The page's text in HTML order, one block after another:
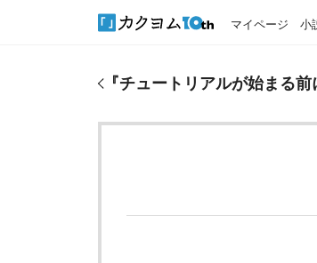
マイページ 小
『チュートリアルが始まる